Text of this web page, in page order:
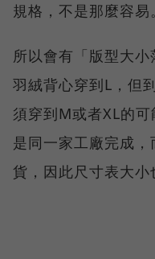
規格，不是那麼容易。
所以會有「版型大
羽絨背心穿到L，但
須穿到M或者XL的
是同一家工廠完成
貨，因此尺寸表大小